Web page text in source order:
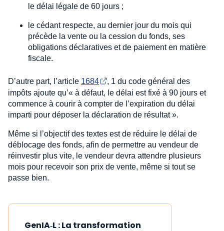
le délai légale de 60 jours ;
le cédant respecte, au dernier jour du mois qui
précède la vente ou la cession du fonds, ses
obligations déclaratives et de paiement en matière
fiscale.
D’autre part, l’article 1684
, 1 du code général des
impôts ajoute qu’« à défaut, le délai est fixé à 90 jours et
commence à courir à compter de l’expiration du délai
imparti pour déposer la déclaration de résultat ».
Même si l’objectif des textes est de réduire le délai de
déblocage des fonds, afin de permettre au vendeur de
réinvestir plus vite, le vendeur devra attendre plusieurs
mois pour recevoir son prix de vente, même si tout se
passe bien.
GenIA‑L : La transformation